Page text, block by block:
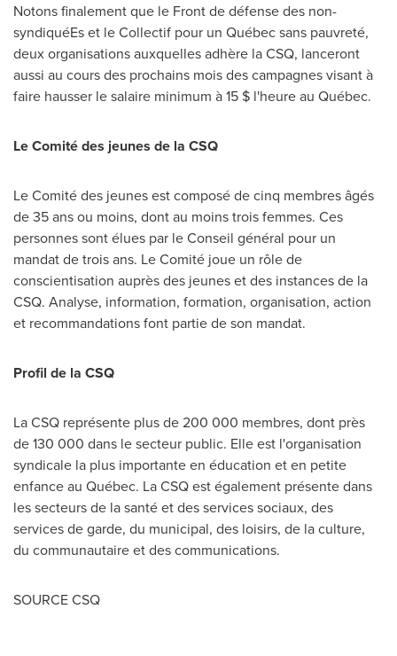
Notons finalement que le Front de défense des non-
syndiquéEs et le Collectif pour un Québec sans pauvreté,
deux organisations auxquelles adhère la CSQ, lanceront
aussi au cours des prochains mois des campagnes visant à
faire hausser le salaire minimum à 15 $ l'heure au Québec.
Le Comité des jeunes de la CSQ
Le Comité des jeunes est composé de cinq membres âgés
de 35 ans ou moins, dont au moins trois femmes. Ces
personnes sont élues par le Conseil général pour un
mandat de trois ans. Le Comité joue un rôle de
conscientisation auprès des jeunes et des instances de la
CSQ. Analyse, information, formation, organisation, action
et recommandations font partie de son mandat.
Profil de la CSQ
La CSQ représente plus de 200 000 membres, dont près
de 130 000 dans le secteur public. Elle est l'organisation
syndicale la plus importante en éducation et en petite
enfance au Québec. La CSQ est également présente dans
les secteurs de la santé et des services sociaux, des
services de garde, du municipal, des loisirs, de la culture,
du communautaire et des communications.
SOURCE CSQ